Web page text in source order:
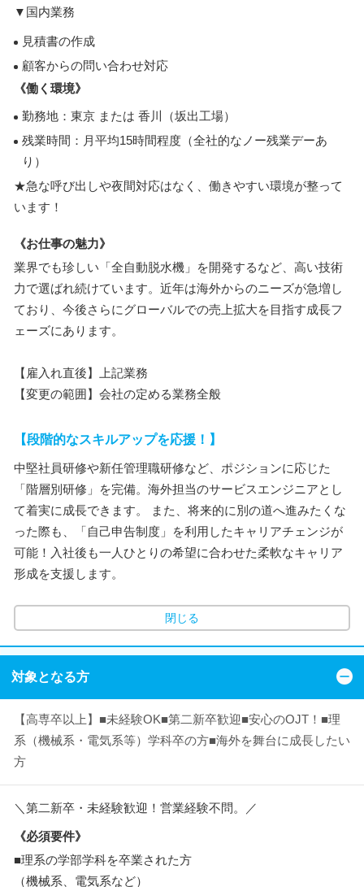
▼国内業務
見積書の作成
顧客からの問い合わせ対応
《働く環境》
勤務地：東京 または 香川（坂出工場）
残業時間：月平均15時間程度（全社的なノー残業デーあ
り）
★急な呼び出しや夜間対応はなく、働きやすい環境が整って
います！
《お仕事の魅力》
業界でも珍しい「全自動脱水機」を開発するなど、高い技術
力で選ばれ続けています。近年は海外からのニーズが急増し
ており、今後さらにグローバルでの売上拡大を目指す成長フ
ェーズにあります。
【雇入れ直後】上記業務
【変更の範囲】会社の定める業務全般
【段階的なスキルアップを応援！】
中堅社員研修や新任管理職研修など、ポジションに応じた
「階層別研修」を完備。海外担当のサービスエンジニアとし
て着実に成長できます。 また、将来的に別の道へ進みたくな
った際も、「自己申告制度」を利用したキャリアチェンジが
可能！入社後も一人ひとりの希望に合わせた柔軟なキャリア
形成を支援します。
閉じる
対象となる方
【高専卒以上】■未経験OK■第二新卒歓迎■安心のOJT！■理
系（機械系・電気系等）学科卒の方■海外を舞台に成長したい
方
＼第二新卒・未経験歓迎！営業経験不問。／
《必須要件》
■理系の学部学科を卒業された方
（機械系、電気系など）